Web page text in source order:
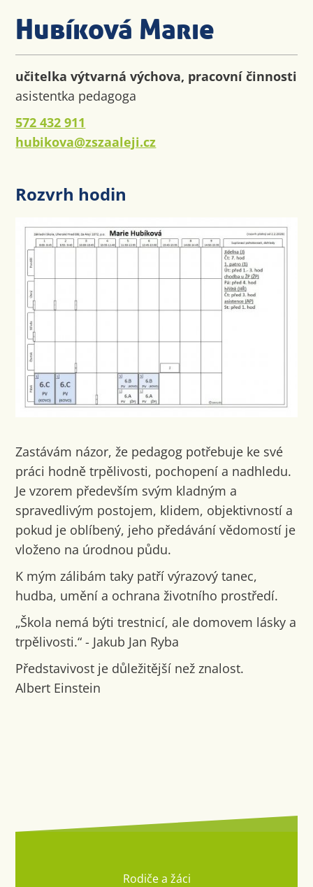
Hubíková Marie
učitelka výtvarná výchova, pracovní činnosti
asistentka pedagoga
572 432 911
hubikova@zszaaleji.cz
Rozvrh hodin
Zastávám názor, že pedagog potřebuje ke své
práci hodně trpělivosti, pochopení a nadhledu.
Je vzorem především svým kladným a
spravedlivým postojem, klidem, objektivností a
pokud je oblíbený, jeho předávání vědomostí je
vloženo na úrodnou půdu.
K mým zálibám taky patří výrazový tanec,
hudba, umění a ochrana životního prostředí.
„Škola nemá býti trestnicí, ale domovem lásky a
trpělivosti.“ - Jakub Jan Ryba
Představivost je důležitější než znalost.
Albert Einstein
Rodiče a žáci